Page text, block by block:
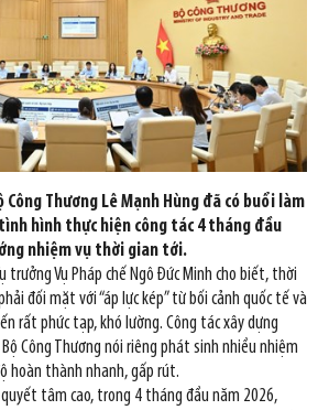
Công Thương Lê Mạnh Hùng đã có buổi làm
hình thực hiện công tác 4 tháng đầu
nhiệm vụ thời gian tới.
trưởng Vụ Pháp chế Ngô Đức Minh cho biết, thời
đối mặt với “áp lực kép” từ bối cảnh quốc tế và
rất phức tạp, khó lường. Công tác xây dựng
Công Thương nói riêng phát sinh nhiều nhiệm
hoàn thành nhanh, gấp rút.
quyết tâm cao, trong 4 tháng đầu năm 2026,